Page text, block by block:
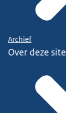
Archief
Over deze site